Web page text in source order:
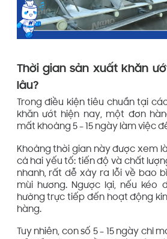
Thời gian sản xuất khăn
lâu?
Trong điều kiện tiêu chuẩn tại
khăn ướt hiện nay, một đơn
mất khoảng 5 – 15 ngày làm việc
Khoảng thời gian này được xem
cả hai yếu tố: tiến độ và chất
nhanh, rất dễ xảy ra lỗi về bao
mùi hương. Ngược lại, nếu kéo
hưởng trực tiếp đến hoạt động
hàng.
Tuy nhiên, con số 5 – 15 ngày chỉ